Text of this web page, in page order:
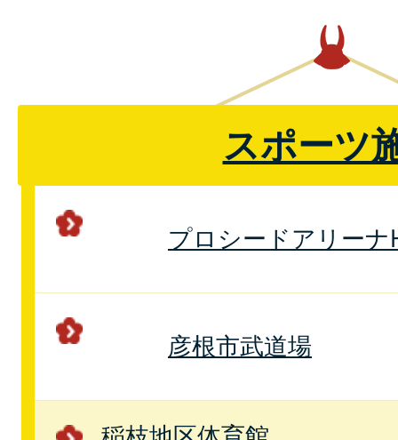
スポーツ
プロシードアリーナ
彦根市武道場